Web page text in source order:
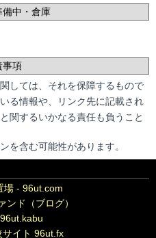
備中・倉庫
事項
しては、それを保障するもので
る情報や、リンク先に記載され
関するいかなる責任も負うこと
を含む可能性があります。
場 - 96ut.com
ド（ブログ）
サイト 96ut.fx